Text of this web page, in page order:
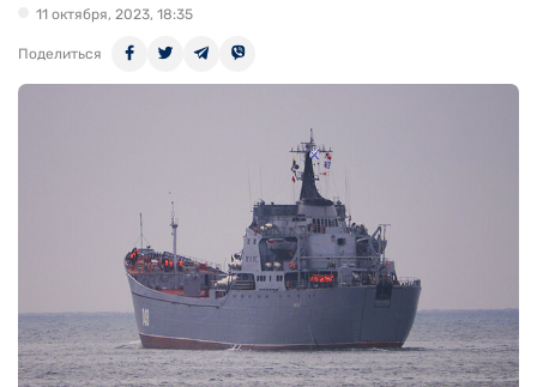
11 октября, 2023, 18:35
Поделиться